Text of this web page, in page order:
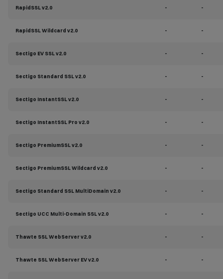
RapidSSL v2.0 - -
RapidSSL Wildcard v2.0 - -
Sectigo EV SSL v2.0 - -
Sectigo Standard SSL v2.0 - -
Sectigo InstantSSL v2.0 - -
Sectigo InstantSSL Pro v2.0 - -
Sectigo PremiumSSL v2.0 - -
Sectigo PremiumSSL Wildcard v2.0 - -
Sectigo Standard SSL MultiDomain v2.0 - -
Sectigo UCC Multi-Domain SSL v2.0 - -
Thawte SSL WebServer v2.0 - -
Thawte SSL WebServer EV v2.0 - -